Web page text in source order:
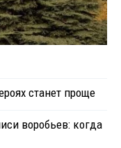
станет проще
воробьев: когда